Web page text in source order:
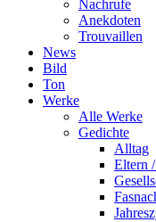
Nachrufe
Anekdoten
Trouvaillen
News
Bild
Ton
Werke
Alle Werke
Gedichte
Alltag
Eltern